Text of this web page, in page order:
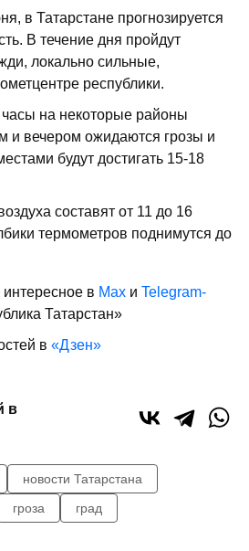
в Татарстане прогнозируется
В течение дня пройдут
локально сильные,
республики.
на некоторые районы
и вечером ожидаются грозы и
будут достигать 15-18
составят от 11 до 16
термометров поднимутся до
в Max и Telegram-
Татарстан»
в «Дзен»
в
новости Татарстана
гроза град